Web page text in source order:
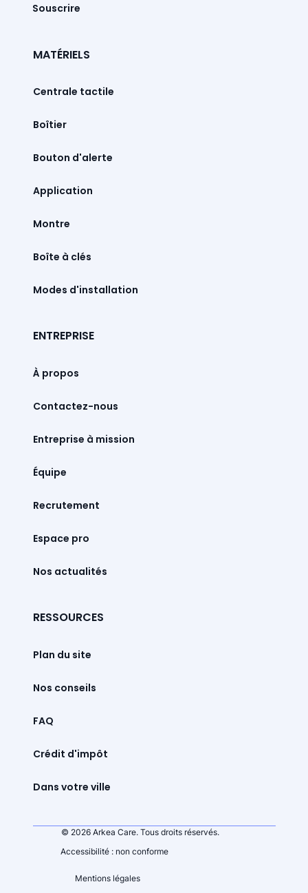
Souscrire
MATÉRIELS
Centrale tactile
Boîtier
Bouton d'alerte
Montre
Boîte à clés
Modes d'installation
ENTREPRISE
À propos
Contactez-nous
Entreprise à mission
Équipe
Recrutement
Espace pro
Nos actualités
RESSOURCES
Plan du site
Nos conseils
FAQ
Crédit d'impôt
Dans votre ville
© 2026 Arkea Care. Tous droits réservés.
Accessibilité : non conforme
Mentions légales